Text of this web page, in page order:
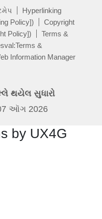
Hyperlinking
Policy])
Copyright
Policy])
Terms &
&
Information Manager
થયેલ સુધારો
ઑગ 2026
by UX4G